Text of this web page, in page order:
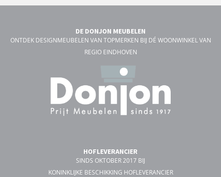
DE DONJON MEUBELEN
ONTDEK DESIGNMEUBELEN VAN TOPMERKEN BIJ DÉ WOONWINKEL VAN
REGIO EINDHOVEN
HOFLEVERANCIER
SINDS OKTOBER 2017 BIJ
KONINKLIJKE BESCHIKKING HOFLEVERANCIER